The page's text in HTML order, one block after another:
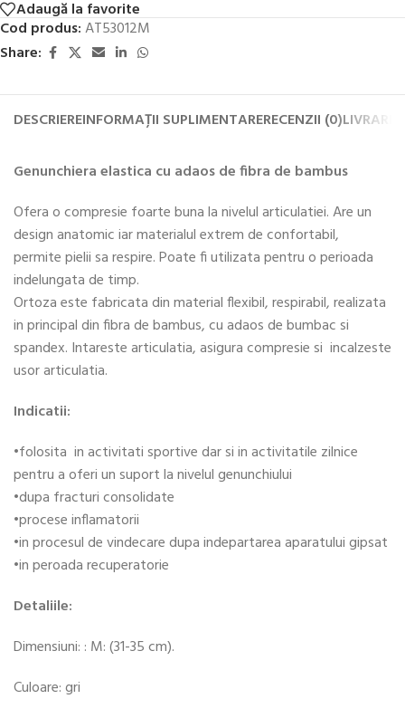
Adaugă la favorite
Cod produs:AT53012M
Share:
DESCRIEREINFORMAȚII SUPLIMENTARERECENZII (0)LIVRARE
Genunchiera elastica cu adaos de fibra de bambus
Ofera o compresie foarte buna la nivelul articulatiei. Are un
design anatomic iar materialul extrem de confortabil,
permite pielii sa respire. Poate fi utilizata pentru o perioada
indelungata de timp.
Ortoza este fabricata din material flexibil, respirabil, realizata
in principal din fibra de bambus, cu adaos de bumbac si
spandex. Intareste articulatia, asigura compresie si incalzeste
usor articulatia.
Indicatii:
•folosita in activitati sportive dar si in activitatile zilnice
pentru a oferi un suport la nivelul genunchiului
•dupa fracturi consolidate
•procese inflamatorii
•in procesul de vindecare dupa indepartarea aparatului gipsat
•in peroada recuperatorie
Detaliile:
Dimensiuni: : M: (31-35 cm).
Culoare: gri